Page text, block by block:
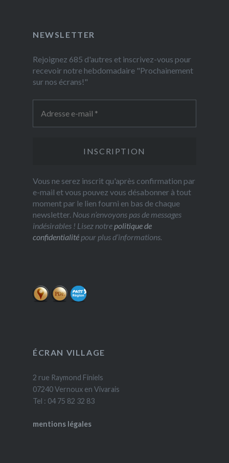
NEWSLETTER
Rejoignez 685 d'autres et inscrivez-vous pour
recevoir notre hebdomadaire "Prochainement
sur nos écrans!"
Vous ne serez inscrit qu'après confirmation par
e-mail et vous pouvez vous désabonner à tout
moment par le lien fourni en bas de chaque
newsletter. Nous n’envoyons pas de messages
indésirables ! Lisez notrepolitique de
confidentialitépour plus d’informations.
ÉCRAN VILLAGE
2 rue Raymond Finiels
07240 Vernoux en Vivarais
Tel : 04 75 82 32 83
mentions légales